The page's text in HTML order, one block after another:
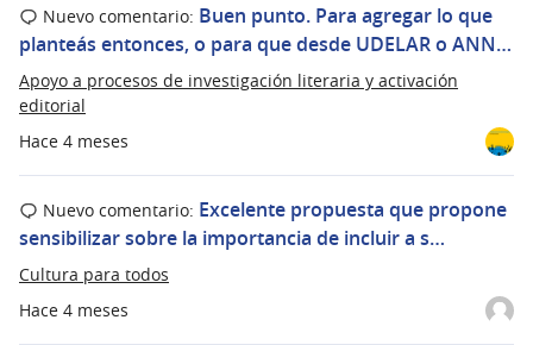
Hace 4 meses
Nuevo comentario: Buen punto. Para agregar lo que
planteás entonces, o para que desde UDELAR o ANN…
Apoyo a procesos de investigación literaria y activación
editorial
Hace 4 meses
Nuevo comentario: Excelente propuesta que propone
sensibilizar sobre la importancia de incluir a s…
Cultura para todos